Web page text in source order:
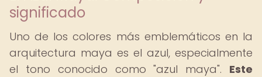
significado
Uno de los colores más emblemáticos en la
arquitectura maya es el azul, especialmente
el tono conocido como "azul maya". Este